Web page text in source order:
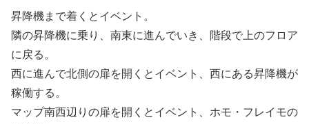
昇降機まで着くとイベント。
隣の昇降機に乗り、南東に進んでいき、階段で上のフロア
に戻る。
西に進んで北側の扉を開くとイベント、西にある昇降機が
稼働する。
マップ南西辺りの扉を開くとイベント、ホモ・フレイモの